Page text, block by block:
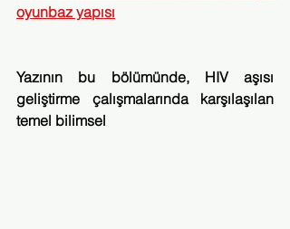
oyunbaz yapısı
Yazının bu bölümünde, HIV aşısı
geliştirme çalışmalarında karşılaşılan
temel bilimsel